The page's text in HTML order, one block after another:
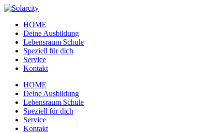
Zum
wechselnHOME
Deine Ausbildung
Lebensraum Schule
Speziell für dich
Service
Kontakt
Menü
HOME
Deine Ausbildung
Lebensraum Schule
Speziell für dich
Service
Kontakt